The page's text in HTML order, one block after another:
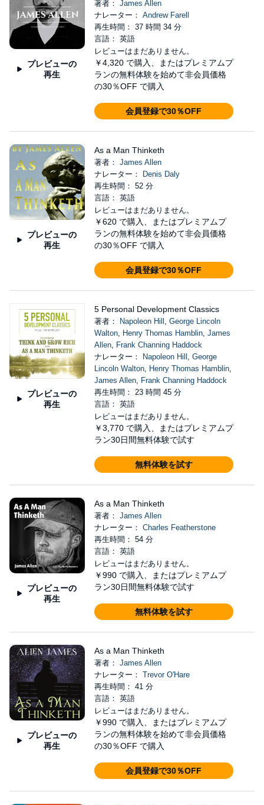
プレビューの
再生
著者： James Allen
ナレーター： Andrew Farell
再生時間： 37 時間 34 分
言語： 英語
レビューはまだありません。
￥4,320 で購入、またはプレミアムプ
ランの無料体験を始めて非会員価格
の30％OFF で購入
会員登録で30％OFF
プレビューの
再生
As a Man Thinketh
著者： James Allen
ナレーター：
Denis Daly
再生時間： 52 分
言語： 英語
レビューはまだありません。
￥620 で購入、またはプレミアムプ
ランの無料体験を始めて非会員価格
の30％OFF で購入
会員登録で30％OFF
プレビューの
再生
5 Personal Development Classics
著者： Napoleon Hill , George Lincoln
Walton, Henry Thomas Hamblin, James
Allen, Frank Channing Haddock
ナレーター：
Napoleon Hill , George
Lincoln Walton, Henry Thomas Hamblin,
James Allen, Frank Channing Haddock
再生時間： 23 時間 45 分
言語： 英語
レビューはまだありません。
￥3,770 で購入、またはプレミアムプ
ラン30日間無料体験で試す
無料体験を試す
プレビューの
再生
As a Man Thinketh
著者： James Allen
ナレーター： Charles Featherstone
再生時間： 54 分
言語： 英語
レビューはまだありません。
￥990 で購入、またはプレミアムプ
ラン30日間無料体験で試す
無料体験を試す
プレビューの
再生
As a Man Thinketh
著者： James Allen
ナレーター： Trevor O'Hare
再生時間： 41 分
言語： 英語
レビューはまだありません。
￥990 で購入、またはプレミアムプ
ランの無料体験を始めて非会員価格
の30％OFF で購入
会員登録で30％OFF